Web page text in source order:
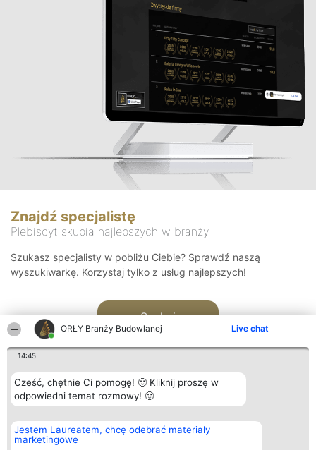
ORŁY Branży Budowlanej Live chat
14:45
Cześć, chętnie Ci pomogę! 🙂 Kliknij proszę w
odpowiedni temat rozmowy! 🙂
Jestem Laureatem, chcę odebrać materiały
marketingowe
Znajdź specjalistę
Plebiscyt skupia najlepszych w branży
Szukasz specjalisty w pobliżu Ciebie? Sprawdź naszą
wyszukiwarkę. Korzystaj tylko z usług najlepszych!
Szukaj
Organizator plebiscytu
Bright Side Solutions sp. z o.
o. sp. k.
Plebiscyt
Laureaci
Kontakt
Kontakt